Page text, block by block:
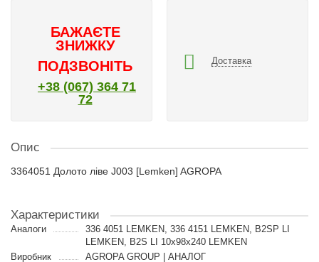
БАЖАЄТЕ
ЗНИЖКУ
ПОДЗВОНІТЬ
+38 (067) 364 71
72
Доставка
Опис
3364051 Долото ліве J003 [Lemken] AGROPA
Характеристики
Аналоги
336 4051 LEMKEN, 336 4151 LEMKEN, B2SP LI
LEMKEN, B2S LI 10x98x240 LEMKEN
Виробник
AGROPA GROUP | АНАЛОГ